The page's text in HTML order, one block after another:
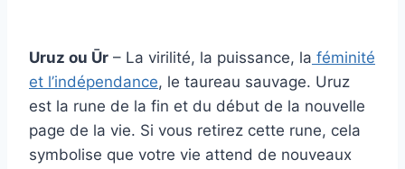
Uruz ou Ūr – La virilité, la puissance, la féminité
et l’indépendance, le taureau sauvage. Uruz
est la rune de la fin et du début de la nouvelle
page de la vie. Si vous retirez cette rune, cela
symbolise que votre vie attend de nouveaux